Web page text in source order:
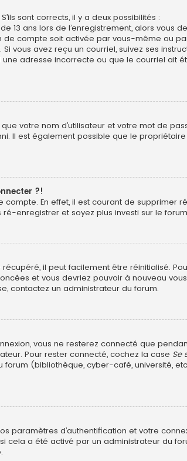
sont corrects, il y a deux possibilités :
13 ans lors de l’enregistrement, alors vous
compte soit activée par vous-même ou
vous avez reçu un courriel, suivez ses
adresse incorrecte ou que le courriel ait
votre nom d’utilisateur et votre mot de
Il est également possible que le
?!
En effet, il est courant de
enregistrer et soyez plus investi sur le
il peut facilement être réinitialisé.
et vous devriez pouvoir à nouveau
contactez un administrateur du forum.
vous ne resterez connecté que
Pour rester connecté, cochez la case Se
(bibliothèque, cyber-café, université,
paramètres d’authentification et votre
a été activé par un administrateur du